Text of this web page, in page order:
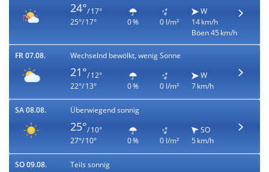
24°/ 17°
25°/ 17°
0 % 0 l/m²
W
14 km/h
Böen 45 km/h
FR 07.08. Wechselnd bewölkt, wenig Sonne
21°/ 12°
22°/ 13°
0 % 0 l/m²
W
7 km/h
SA 08.08. Überwiegend sonnig
25°/ 10°
27°/ 10°
0 % 0 l/m²
SO
5 km/h
SO 09.08. Teils sonnig